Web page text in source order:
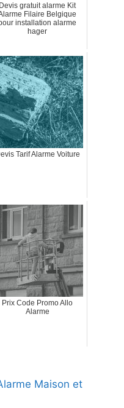
Devis gratuit alarme Kit
Filaire Belgique
installation alarme
hager
Tarif Alarme Voiture
Prix Code Promo Allo
Alarme
Maison et